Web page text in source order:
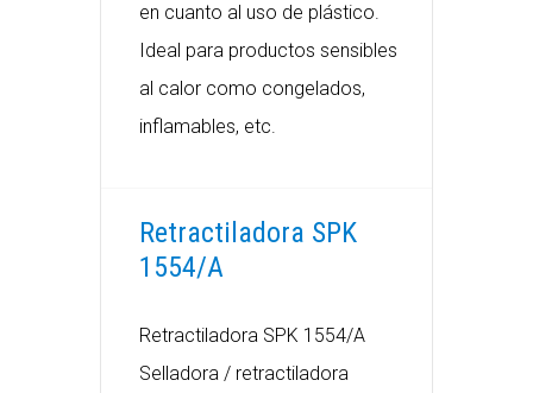
en cuanto al uso de plástico.
Ideal para productos sensibles
al calor como congelados,
inflamables, etc.
Retractiladora SPK
1554/A
Retractiladora SPK 1554/A
Selladora / retractiladora